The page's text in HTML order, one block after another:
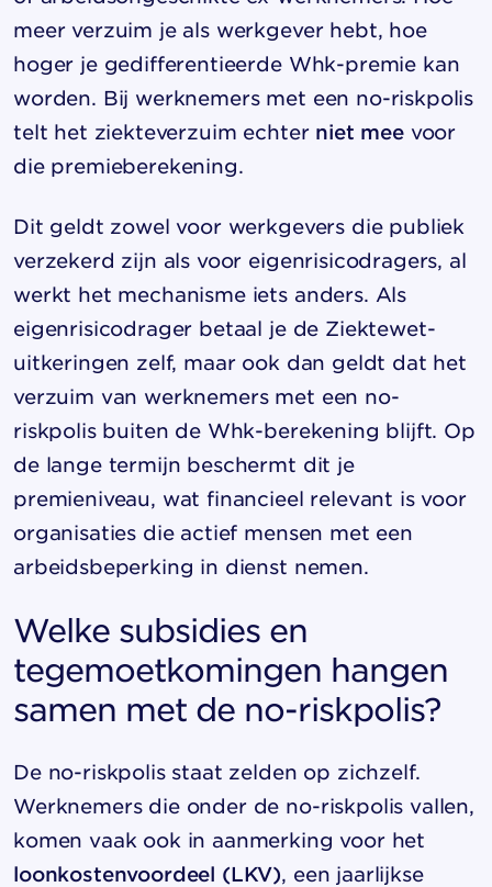
meer verzuim je als werkgever hebt, hoe
hoger je gedifferentieerde Whk-premie kan
worden. Bij werknemers met een no-riskpolis
telt het ziekteverzuim echter niet meevoor
die premieberekening.
Dit geldt zowel voor werkgevers die publiek
verzekerd zijn als voor eigenrisicodragers, al
werkt het mechanisme iets anders. Als
eigenrisicodrager betaal je de Ziektewet-
uitkeringen zelf, maar ook dan geldt dat het
verzuim van werknemers met een no-
riskpolis buiten de Whk-berekening blijft. Op
de lange termijn beschermt dit je
premieniveau, wat financieel relevant is voor
organisaties die actief mensen met een
arbeidsbeperking in dienst nemen.
Welke subsidies en
tegemoetkomingen hangen
samen met de no-riskpolis?
De no-riskpolis staat zelden op zichzelf.
Werknemers die onder de no-riskpolis vallen,
komen vaak ook in aanmerking voor het
loonkostenvoordeel (LKV), een jaarlijkse